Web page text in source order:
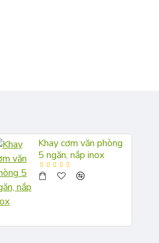
Khay cơm văn phòng
5 ngăn, nắp inox